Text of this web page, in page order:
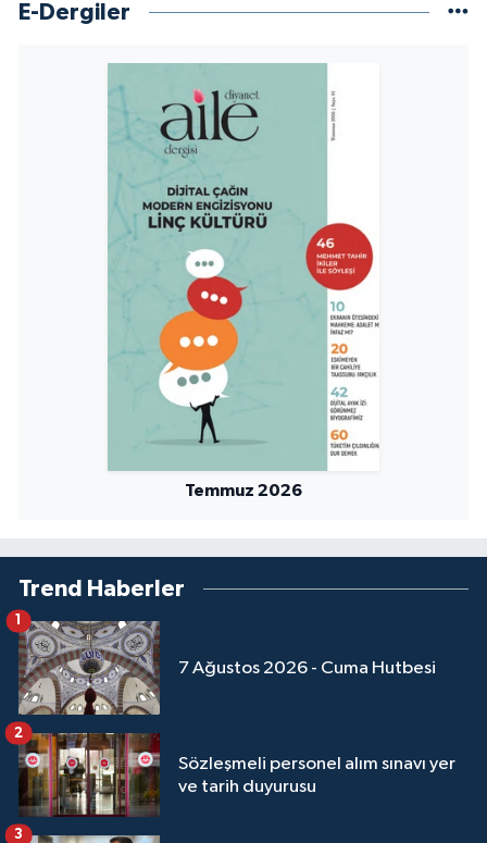
E-Dergiler
Temmuz 2026
Trend Haberler
7 Ağustos 2026 - Cuma Hutbesi
1
Sözleşmeli personel alım sınavı yer
ve tarih duyurusu
2
3